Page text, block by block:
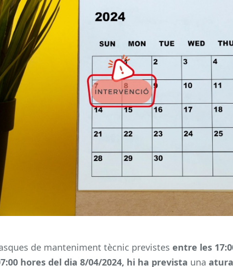
de manteniment tècnic previstes entre les
hores del dia 8/04/2024, hi ha prevista una